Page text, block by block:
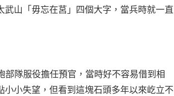
山「毋忘在莒」四個大字，當兵時就一直
隊服役擔任預官，當時好不容易借到相
小失望，但看到這塊石頭多年以來屹立不